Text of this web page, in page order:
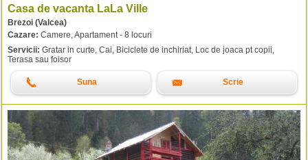
Casa de vacanta LaLa Ville
Brezoi (Valcea)
Cazare: Camere, Apartament - 8 locuri
Servicii: Gratar in curte, Cai, Biciclete de inchiriat, Loc de joaca pt copii,
Terasa sau foisor
Suna Scrie